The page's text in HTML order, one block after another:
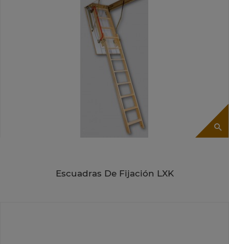
Escuadras De Fijación LXK